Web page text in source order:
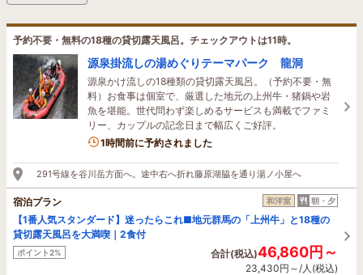
予約不要・無料の18種の貸切露天風呂。チェックアウトは11時。
源泉掛流しの湯めぐりテーマパーク 龍洞
源泉かけ流しの18種類の貸切露天風呂。（予約不要・無
料）お食事は個室で、厳選した地元の上州牛・猪鍋や岩
魚を堪能。世代問わず楽しめるサービスも満載でファミ
リー、カップルの記念日まで幅広くご好評。
2名がこの宿を見ています
1時間前に予約されました
291号線を谷川岳方面へ。途中右へ折れ藤原湖脇を通り湯ノ小屋へ
宿泊プラン 和洋室 朝・夕
【1番人気スタンダード】迷ったらこれ■地元群馬の「上州牛」と18種の
貸切露天風呂を大満喫｜2食付
ポイント2% 合計(税込)46,860円～
23,430円～/人(税込)